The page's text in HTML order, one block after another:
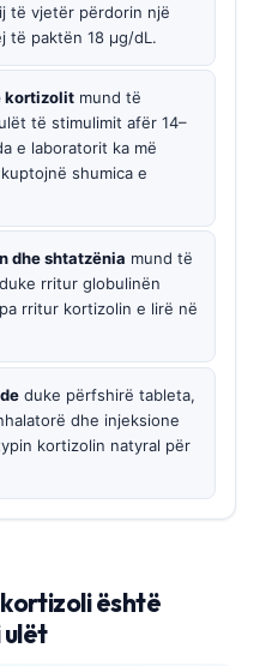
të vjetër përdorin një
të paktën 18 µg/dL.
kortizolit mund të
të stimulimit afër 14–
e laboratorit ka më
shumica e
dhe shtatzënia mund të
rritur globulinën
rritur kortizolin e lirë në
duke përfshirë tableta,
dhe injeksione
kortizolin natyral për
është